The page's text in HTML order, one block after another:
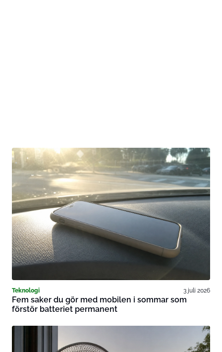
Teknologi 3 juli 2026
Fem saker du gör med mobilen i sommar som
förstör batteriet permanent